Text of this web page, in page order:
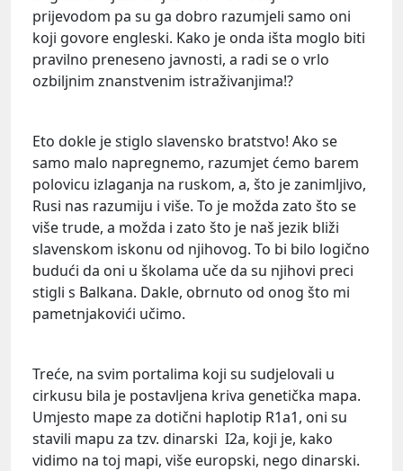
prijevodom pa su ga dobro razumjeli samo oni
koji govore engleski. Kako je onda išta moglo biti
pravilno preneseno javnosti, a radi se o vrlo
ozbiljnim znanstvenim istraživanjima!?
Eto dokle je stiglo slavensko bratstvo! Ako se
samo malo napregnemo, razumjet ćemo barem
polovicu izlaganja na ruskom, a, što je zanimljivo,
Rusi nas razumiju i više. To je možda zato što se
više trude, a možda i zato što je naš jezik bliži
slavenskom iskonu od njihovog. To bi bilo logično
budući da oni u školama uče da su njihovi preci
stigli s Balkana. Dakle, obrnuto od onog što mi
pametnjakovići učimo.
Treće, na svim portalima koji su sudjelovali u
cirkusu bila je postavljena kriva genetička mapa.
Umjesto mape za dotični haplotip R1a1, oni su
stavili mapu za tzv. dinarski I2a, koji je, kako
vidimo na toj mapi, više europski, nego dinarski.